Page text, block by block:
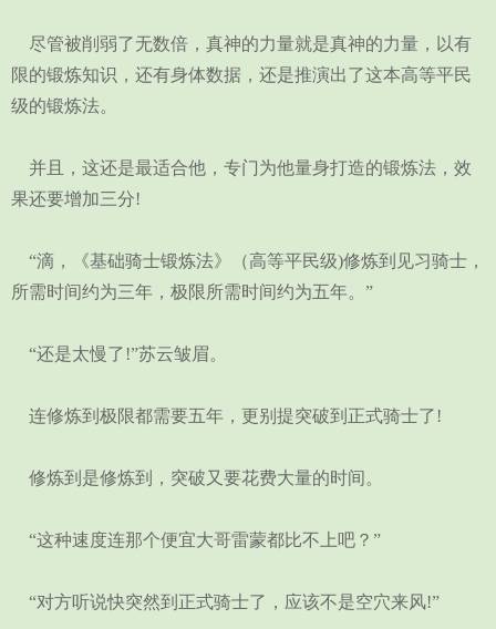
尽管被削弱了无数倍，真神的力量就是真神的力量，以有
限的锻炼知识，还有身体数据，还是推演出了这本高等平民
级的锻炼法。
并且，这还是最适合他，专门为他量身打造的锻炼法，效
果还要增加三分!
“滴，《基础骑士锻炼法》（高等平民级)修炼到见习骑士，
所需时间约为三年，极限所需时间约为五年。”
“还是太慢了!”苏云皱眉。
连修炼到极限都需要五年，更别提突破到正式骑士了!
修炼到是修炼到，突破又要花费大量的时间。
“这种速度连那个便宜大哥雷蒙都比不上吧？”
“对方听说快突然到正式骑士了，应该不是空穴来风!”